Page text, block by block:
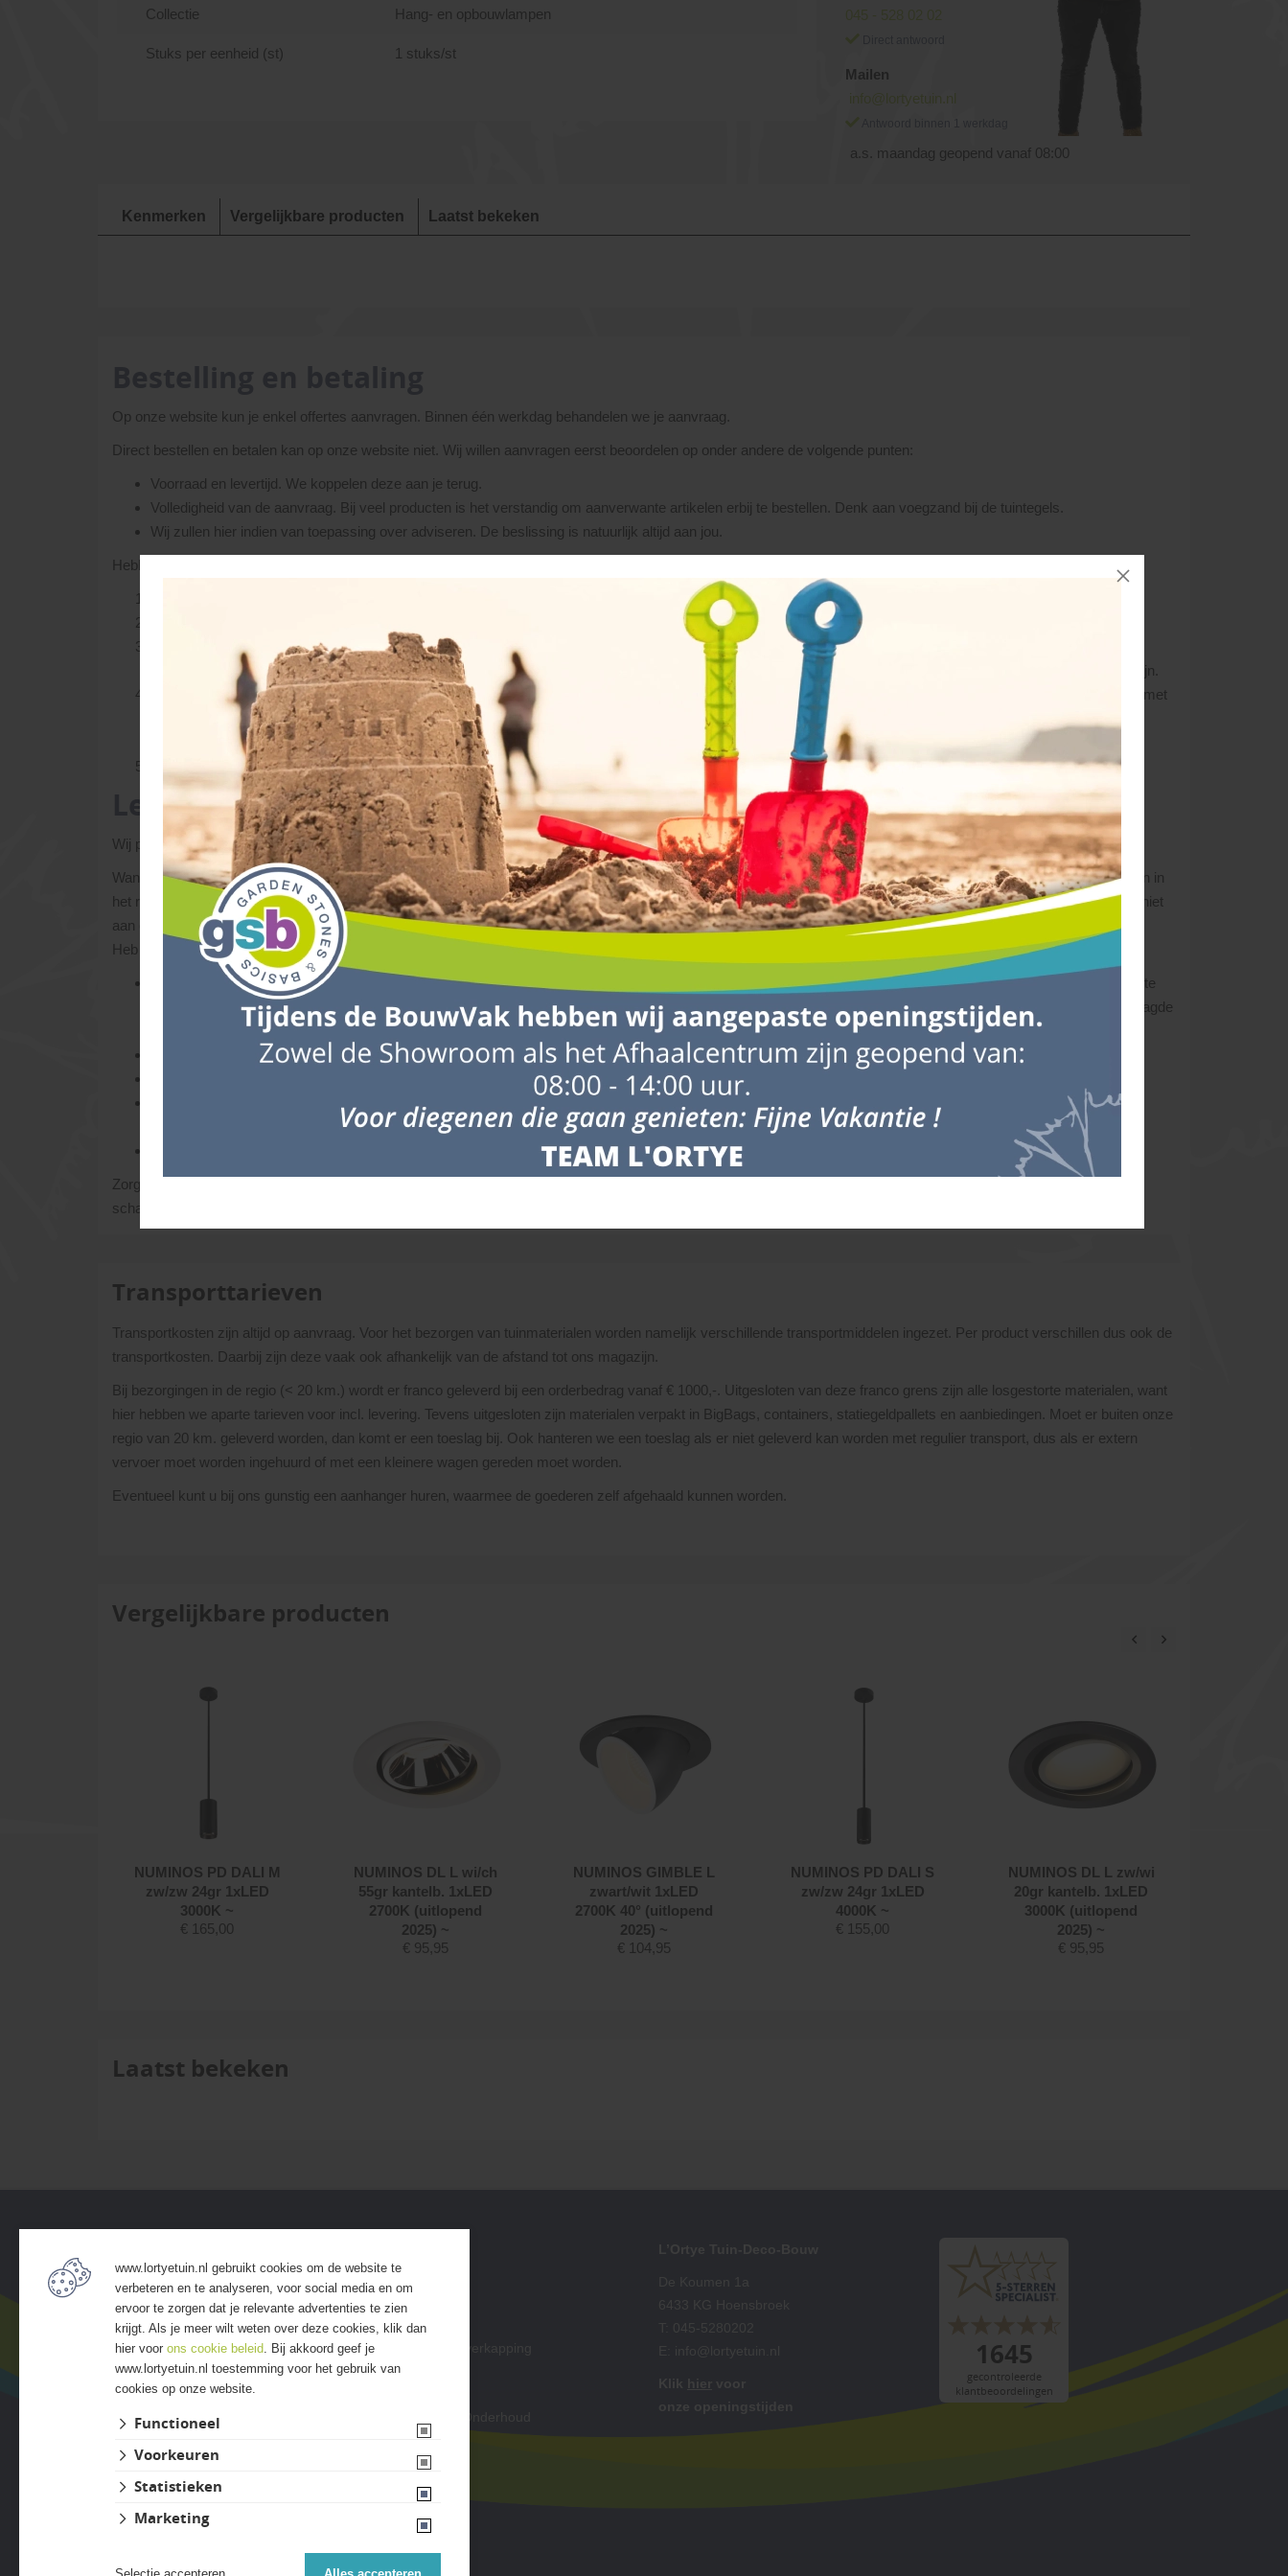
Collectie Hang- en opbouwlampen
Stuks per eenheid (st) 1 stuks/st
045 - 528 02 02
Mailen
info@lortyetuin.nl
a.s. maandag geopend vanaf 08:00
Kenmerken Vergelijkbare producten Laatst bekeken
Op onze website kun je enkel offertes aanvragen. Binnen één werkdag behandelen we je aanvraag.
Direct bestellen en betalen kan op onze website niet. Wij willen aanvragen eerst beoordelen op onder andere de volgende punten:
Voorraad en levertijd. We koppelen deze aan je terug.
Volledigheid van de aanvraag. Bij veel producten is het verstandig om aanverwante artikelen erbij te bestellen. Denk aan voegzand bij de tuintegels.
Wij zullen hier indien van toepassing over adviseren. De beslissing is natuurlijk altijd aan jou.
Hebben we vragen of opmerkingen, dan nemen we contact met je op. Het orderproces verloopt dan als volgt:
Het restbedrag kan bij levering aan onze eigen chauffeur voldaan worden (á contant of per pin, houd hierbij rekening met uw pinlimiet). Vindt de levering plaats
middels een extern ingehuurd transportbedrijf (meestal van toepassing bij leveringen buiten onze regio) dan dient het volledige bedrag vóór levering voldaan te zijn.
Zodra de (aan)betaling door ons ontvangen is, worden alle materialen klaargezet danwel besteld. Zodra de goederen verzameld zijn wordt, in overeenstemming met
jou, een leverdatum afgesproken. Tijdstip van levering kan op voorhand niet vastgelegd worden. We verzamelen alle orders voor die dag en maken dan een zo
economisch mogelijke route.
De dag voor levering maken we de planning. U kunt aan het eind van deze dag, ca. 30 minuten voor sluitingstijd, even bellen en de geplande levertijd vernemen.
Levering
Wij proberen de aangeschafte materialen binnen 3 tot 10 werkdagen te leveren.
Wanneer er door ons een tijdsindicatie i.v.m. de levering wordt gegeven, kunnen hieraan geen rechten worden ontleend. L’Ortye behoudt zich het recht voor, wijzigingen in
het routeschema aan te brengen bij onvoorziene gebeurtenissen. Houd hiermee rekening wanneer ‘derden’ materialen voor u verwerken! Zgn. wachturen kunnen dus niet
aan ons doorberekend worden. Het is daarom handig om niet op de dag van verwerken de materialen te laten leveren maar enkele dagen van te voren.
Heb je vragen over levertijden/voorraden, neem dan gerust contact met ons op via het
De materialen die je besteld hebt, lossen we naast de vrachtwagen. Uiteraard probeert de chauffeur de materialen zo dicht mogelijk bij de gewenste losplaats af te
leveren. Uitgangspunt hierbij is, dat de chauffeur steeds schade aan (eigendom van) derden probeert te voorkomen. De chauffeur bepaalt ter plekke of de gevraagde
losplaats bereikbaar is.
Zorg dat er voldoende ruimte is op de leverplaats voor zowel de vrachtwagen als de producten.
Laat de pakketten op een vlakke ondergrond plaatsen en stapel ze niet op elkaar.
Controleer de producten bij aankomst op eventuele onvolkomenheden. Neem bij twijfel direct contact met ons op. Bij onvolkomenheden aan het product geldt
namelijk; verwerken is accepteren.
Als klant ben je verantwoordelijk voor de toegankelijkheid van de loslocatie.
Klik hier voor meer informatie
Zorg dat de materialen geruime tijd van tevoren worden geleverd, zodat je kunt controleren op eventuele transportschades en die tijdig kunt melden. Mocht er namelijk
schade zijn ontstaan, dan hebben we nu nog tijd om e.e.a. op te lossen, zodat de verwerker niet vastloopt in de planning.
Transporttarieven
Transportkosten zijn altijd op aanvraag. Voor het bezorgen van tuinmaterialen worden namelijk verschillende transportmiddelen ingezet. Per product verschillen dus ook de
transportkosten. Daarbij zijn deze vaak ook afhankelijk van de afstand tot ons magazijn.
Bij bezorgingen in de regio (< 20 km.) wordt er franco geleverd bij een orderbedrag vanaf € 1000,-. Uitgesloten van deze franco grens zijn alle losgestorte materialen, want
hier hebben we aparte tarieven voor incl. levering. Tevens uitgesloten zijn materialen verpakt in BigBags, containers, statiegeldpallets en aanbiedingen. Moet er buiten onze
regio van 20 km. geleverd worden, dan komt er een toeslag bij. Ook hanteren we een toeslag als er niet geleverd kan worden met regulier transport, dus als er extern
vervoer moet worden ingehuurd of met een kleinere wagen gereden moet worden.
Eventueel kunt u bij ons gunstig een aanhanger huren, waarmee de goederen zelf afgehaald kunnen worden.
Vergelijkbare producten
NUMINOS PD DALI M
zw/zw 24gr 1xLED
3000K ~
€ 165,00
NUMINOS DL L wi/ch
55gr kantelb. 1xLED
2700K (uitlopend
2025) ~
€ 95,95
NUMINOS GIMBLE L
zwart/wit 1xLED
2700K 40° (uitlopend
2025) ~
€ 104,95
NUMINOS PD DALI S
zw/zw 24gr 1xLED
4000K ~
€ 155,00
NUMINOS DL L zw/wi
20gr kantelb. 1xLED
3000K (uitlopend
2025) ~
€ 95,95
Laatst bekeken
• Algemene voorwaarden
• Klantenservice
• Privacyverklaring
• Over GSB
• Andere GSB-vestigingen
• Grind & Split
• Tuinhout
• Verlichting
www.lortyetuin.nl gebruikt cookies om de website te
verbeteren en te analyseren, voor social media en om
ervoor te zorgen dat je relevante advertenties te zien
krijgt. Als je meer wilt weten over deze cookies, klik dan
hier voor ons cookie beleid. Bij akkoord geef je
www.lortyetuin.nl toestemming voor het gebruik van
cookies op onze website.
Functioneel
Voorkeuren
Statistieken
Marketing
Selectie accepteren